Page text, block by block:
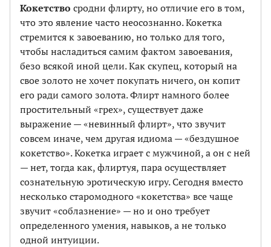
Кокетство сродни флирту, но отличие его в том,
что это явление часто неосознанно. Кокетка
стремится к завоеванию, но только для того,
чтобы насладиться самим фактом завоевания,
безо всякой иной цели. Как скупец, который на
свое золото не хочет покупать ничего, он копит
его ради самого золота. Флирт намного более
простительный «грех», существует даже
выражение — «невинный флирт», что звучит
совсем иначе, чем другая идиома — «бездушное
кокетство». Кокетка играет с мужчиной, а он с ней
— нет, тогда как, флиртуя, пара осуществляет
сознательную эротическую игру. Сегодня вместо
несколько старомодного «кокетства» все чаще
звучит «соблазнение» — но и оно требует
определенного умения, навыков, а не только
одной интуиции.